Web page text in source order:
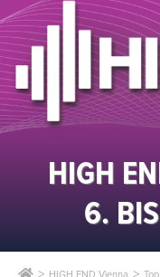
HIGH
6.
HIGH END Vienna